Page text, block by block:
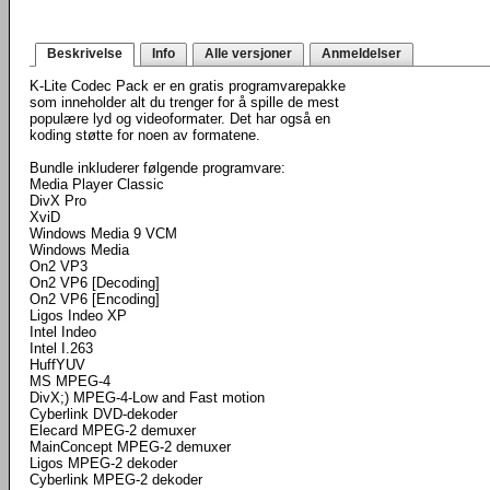
Beskrivelse Info Alle versjoner Anmeldelser
K-Lite Codec Pack er en gratis programvarepakke
som inneholder alt du trenger for å spille de mest
populære lyd og videoformater. Det har også en
koding støtte for noen av formatene.
Bundle inkluderer følgende programvare:
Media Player Classic
DivX Pro
XviD
Windows Media 9 VCM
Windows Media
On2 VP3
On2 VP6 [Decoding]
On2 VP6 [Encoding]
Ligos Indeo XP
Intel Indeo
Intel I.263
HuffYUV
MS MPEG-4
DivX;) MPEG-4-Low and Fast motion
Cyberlink DVD-dekoder
Elecard MPEG-2 demuxer
MainConcept MPEG-2 demuxer
Ligos MPEG-2 dekoder
Cyberlink MPEG-2 dekoder